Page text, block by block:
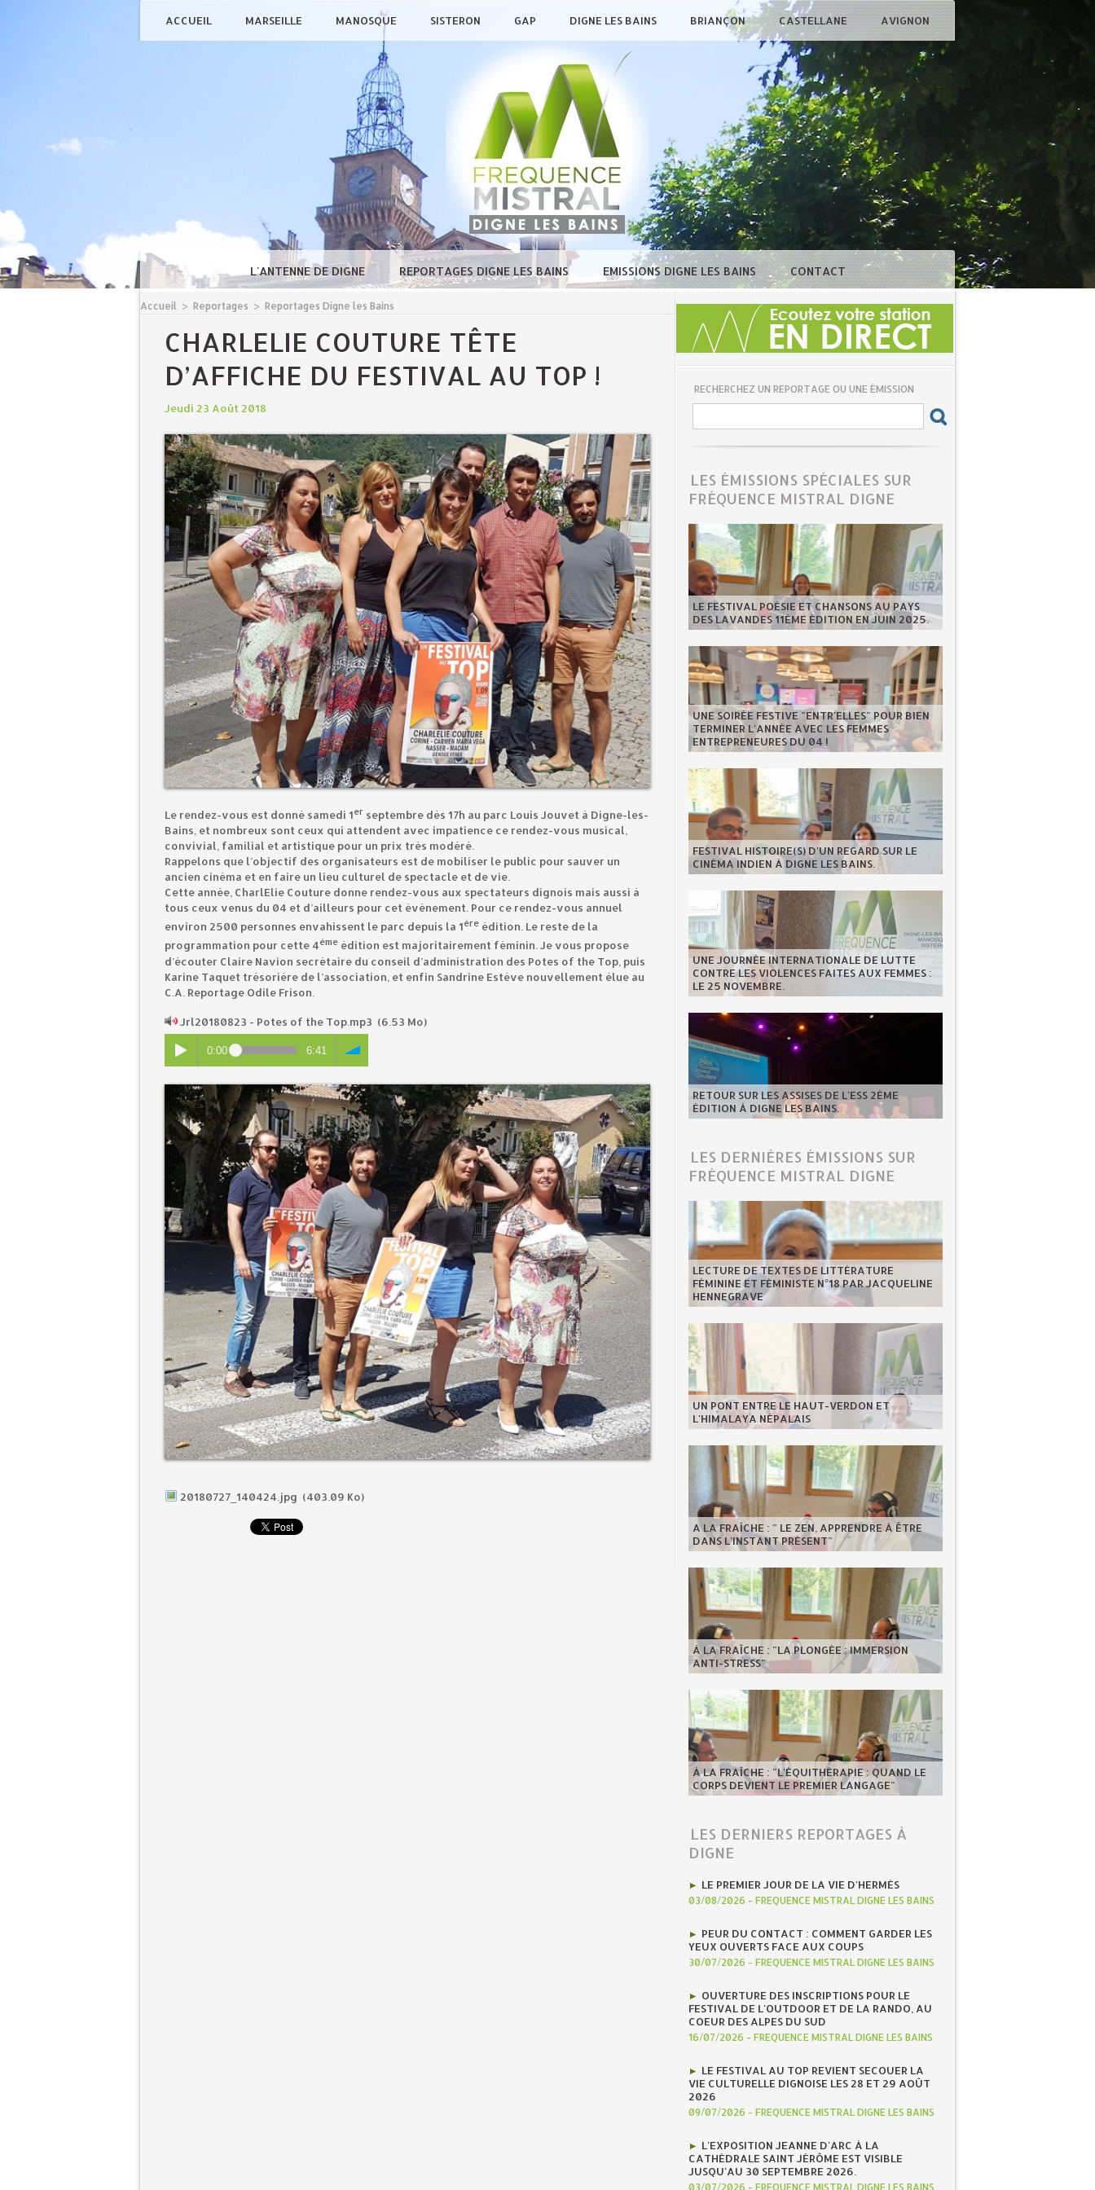
ACCUEIL MARSEILLE MANOSQUE SISTERON GAP DIGNE LES BAINS BRIANÇON CASTELLANE AVIGNON
L'ANTENNE DE DIGNE REPORTAGES DIGNE LES BAINS EMISSIONS DIGNE LES BAINS CONTACT
Accueil > Reportages > Reportages Digne les Bains
CHARLELIE COUTURE TÊTE
D’AFFICHE DU FESTIVAL AU TOP !
Jeudi 23 Août 2018
Le rendez-vous est donné samedi 1er septembre dès 17h au parc Louis Jouvet à Digne-les-
Bains, et nombreux sont ceux qui attendent avec impatience ce rendez-vous musical,
convivial, familial et artistique pour un prix très modéré.
Rappelons que l’objectif des organisateurs est de mobiliser le public pour sauver un
ancien cinéma et en faire un lieu culturel de spectacle et de vie.
Cette année, CharlElie Couture donne rendez-vous aux spectateurs dignois mais aussi à
tous ceux venus du 04 et d’ailleurs pour cet événement. Pour ce rendez-vous annuel
environ 2500 personnes envahissent le parc depuis la 1ère édition. Le reste de la
programmation pour cette 4ème édition est majoritairement féminin. Je vous propose
d’écouter Claire Navion secrétaire du conseil d’administration des Potes of the Top, puis
Karine Taquet trésorière de l’association, et enfin Sandrine Estève nouvellement élue au
C.A. Reportage Odile Frison.
Jrl20180823 - Potes of the Top.mp3 (6.53 Mo)
0:00 6:41
20180727_140424.jpg (403.09 Ko)
RECHERCHEZ UN REPORTAGE OU UNE ÉMISSION
LES ÉMISSIONS SPÉCIALES SUR
FRÉQUENCE MISTRAL DIGNE
LE FESTIVAL POÉSIE ET CHANSONS AU PAYS
DES LAVANDES 11ÈME ÉDITION EN JUIN 2025.
UNE SOIRÉE FESTIVE "ENTR'ELLES" POUR BIEN
TERMINER L'ANNÉE AVEC LES FEMMES
ENTREPRENEURES DU 04 !
FESTIVAL HISTOIRE(S) D'UN REGARD SUR LE
CINÉMA INDIEN À DIGNE LES BAINS.
UNE JOURNÉE INTERNATIONALE DE LUTTE
CONTRE LES VIOLENCES FAITES AUX FEMMES :
LE 25 NOVEMBRE.
RETOUR SUR LES ASSISES DE L'ESS 2ÈME
ÉDITION À DIGNE LES BAINS.
LES DERNIÈRES ÉMISSIONS SUR
FRÉQUENCE MISTRAL DIGNE
LECTURE DE TEXTES DE LITTÉRATURE
FÉMININE ET FÉMINISTE N°18 PAR JACQUELINE
HENNEGRAVE
UN PONT ENTRE LE HAUT-VERDON ET
L'HIMALAYA NÉPALAIS
A LA FRAÎCHE : " LE ZEN, APPRENDRE À ÊTRE
DANS L'INSTANT PRÉSENT"
À LA FRAÎCHE : "LA PLONGÉE : IMMERSION
ANTI-STRESS"
À LA FRAÎCHE : "L'ÉQUITHÉRAPIE : QUAND LE
CORPS DEVIENT LE PREMIER LANGAGE"
LES DERNIERS REPORTAGES À
DIGNE
LE PREMIER JOUR DE LA VIE D'HERMÈS
03/08/2026 - FREQUENCE MISTRAL DIGNE LES BAINS
PEUR DU CONTACT : COMMENT GARDER LES
YEUX OUVERTS FACE AUX COUPS
30/07/2026 - FREQUENCE MISTRAL DIGNE LES BAINS
OUVERTURE DES INSCRIPTIONS POUR LE
FESTIVAL DE L'OUTDOOR ET DE LA RANDO, AU
COEUR DES ALPES DU SUD
16/07/2026 - FREQUENCE MISTRAL DIGNE LES BAINS
LE FESTIVAL AU TOP REVIENT SECOUER LA
VIE CULTURELLE DIGNOISE LES 28 ET 29 AOÛT
2026
09/07/2026 - FREQUENCE MISTRAL DIGNE LES BAINS
L'EXPOSITION JEANNE D'ARC À LA
CATHÉDRALE SAINT JÉRÔME EST VISIBLE
JUSQU'AU 30 SEPTEMBRE 2026.
03/07/2026 - FREQUENCE MISTRAL DIGNE LES BAINS